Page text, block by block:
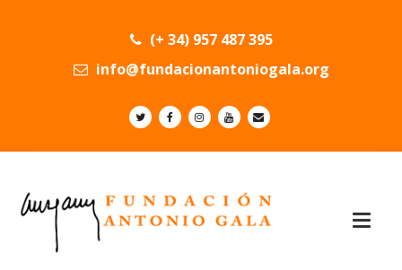
(+ 34) 957 487 395
info@fundacionantoniogala.org